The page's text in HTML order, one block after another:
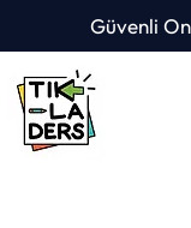
Güvenli